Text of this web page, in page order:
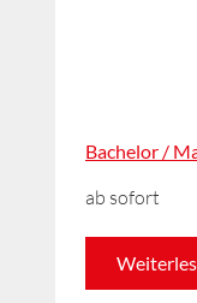
Bachelor /
ab sofort